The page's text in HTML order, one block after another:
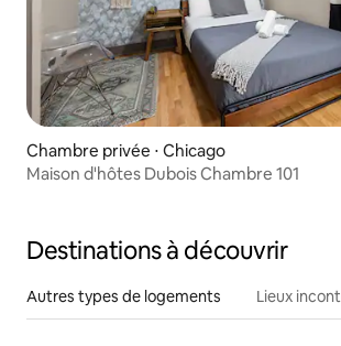
Chambre privée ⋅ Chicago
Maison d'hôtes Dubois Chambre 101
Destinations à découvrir
Autres types de logements Lieux